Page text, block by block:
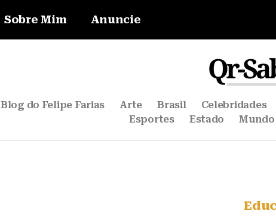
Sobre Mim Anuncie
Blog do Felipe Farias Arte Brasil Celebridades
Esportes
Estado Mundo